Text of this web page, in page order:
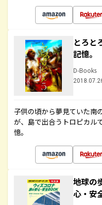
とろと
記憶
D-Books
子供の頃から夢見ていた南
が、島で出合うトロピカル
憶。
地球の
心・安